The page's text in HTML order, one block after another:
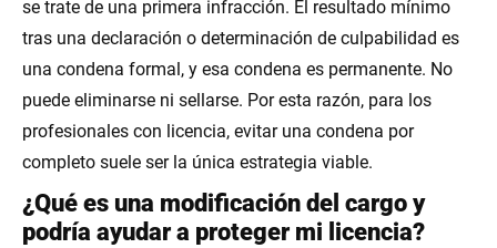
se trate de una primera infracción. El resultado mínimo
tras una declaración o determinación de culpabilidad es
una condena formal, y esa condena es permanente. No
puede eliminarse ni sellarse. Por esta razón, para los
profesionales con licencia, evitar una condena por
completo suele ser la única estrategia viable.
¿Qué es una modificación del cargo y
podría ayudar a proteger mi licencia?